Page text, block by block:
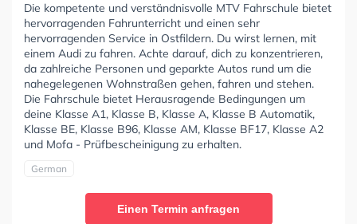
Die kompetente und verständnisvolle MTV Fahrschule bietet
hervorragenden Fahrunterricht und einen sehr
hervorragenden Service in Ostfildern. Du wirst lernen, mit
einem Audi zu fahren. Achte darauf, dich zu konzentrieren,
da zahlreiche Personen und geparkte Autos rund um die
nahegelegenen Wohnstraßen gehen, fahren und stehen.
Die Fahrschule bietet Herausragende Bedingungen um
deine Klasse A1, Klasse B, Klasse A, Klasse B Automatik,
Klasse BE, Klasse B96, Klasse AM, Klasse BF17, Klasse A2
und Mofa - Prüfbescheinigung zu erhalten.
German
Einen Termin anfragen